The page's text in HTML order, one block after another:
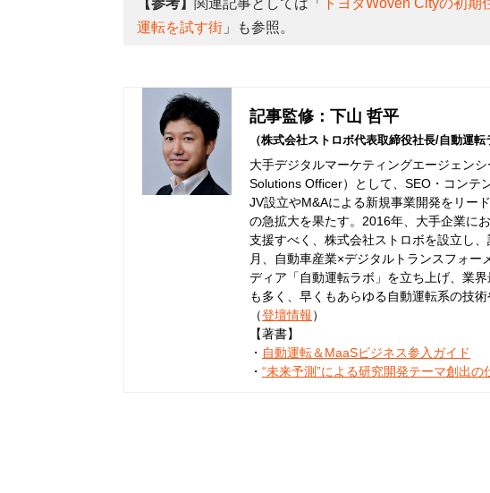
運転を試す街 」も参照。
記事監修：下山 哲平
（株式会社ストロボ代表取締役社長/自動運転
大手デジタルマーケティングエージェン
Solutions Officer）として、SEO・コンテ
JV設立やM&Aによる新規事業開発をリー
の急拡大を果たす。2016年、大手企業に
支援すべく、株式会社ストロボを設立し
月、自動車産業×デジタルトランスフォ
ディア「自動運転ラボ」を立ち上げ、業
も多く、早くもあらゆる自動運転系の技
（登壇情報）
【著書】
・ 自動運転＆MaaSビジネス参入ガイド
・ “未来予測”による研究開発テーマ創出の